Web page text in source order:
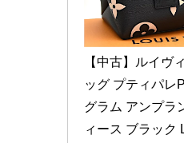
【中古】ルイヴ
ッグ プティパレ
グラム アンプラ
ィース ブラック